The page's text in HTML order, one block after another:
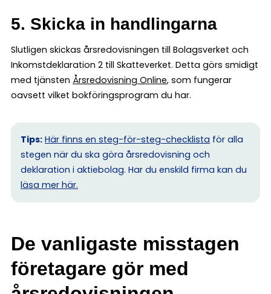
5. Skicka in handlingarna
Slutligen skickas årsredovisningen till Bolagsverket och
Inkomstdeklaration 2 till Skatteverket. Detta görs smidigt
med tjänsten Årsredovisning Online, som fungerar
oavsett vilket bokföringsprogram du har.
Tips: Här finns en steg-för-steg-checklista för alla
stegen när du ska göra årsredovisning och
deklaration i aktiebolag. Har du enskild firma kan du
läsa mer här.
De vanligaste misstagen
företagare gör med